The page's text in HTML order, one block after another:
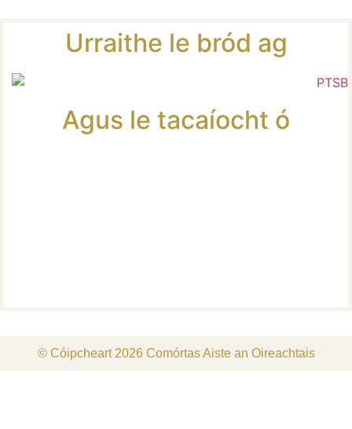
Urraithe le bród ag
Agus le tacaíocht ó
© Cóipcheart 2026 Comórtas Aiste an Oireachtais